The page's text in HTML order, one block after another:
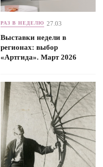
РАЗ В НЕДЕЛЮ 27.03
Выставки недели в
регионах: выбор
«Артгида». Март 2026